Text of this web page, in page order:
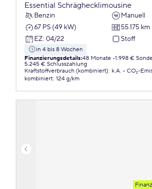
Essential Schräghecklimousine
Benzin
Manuell
67 PS (49 kW)
55.175 km
EZ: 04/22 Stoff
in 4 bis 8 Wochen
Finanzierungsdetails:48 Monate 1.998 €
5.245 € Schlusszahlung
Kraftstoffverbrauch (kombiniert): k.A.
CO₂-
kombiniert: 124 g/km